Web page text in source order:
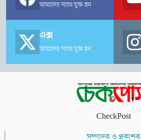
আমাদের সাথে যুক্ত হন
এক্স
আমাদের সাথে যুক্ত হন
CheckPost
সম্পাদক ও প্রকাশক